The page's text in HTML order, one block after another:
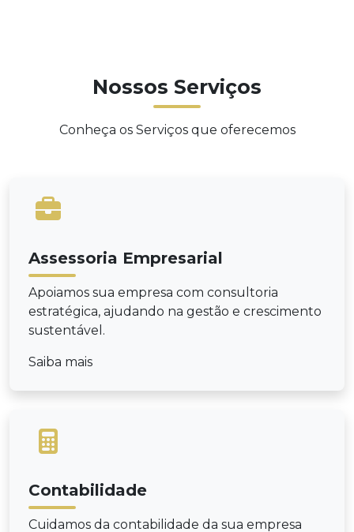
Nossos Serviços
Conheça os Serviços que oferecemos
Assessoria Empresarial
Apoiamos sua empresa com consultoria
estratégica, ajudando na gestão e crescimento
sustentável.
Saiba mais
Contabilidade
Cuidamos da contabilidade da sua empresa